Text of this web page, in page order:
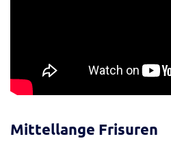
Mittellange Frisuren